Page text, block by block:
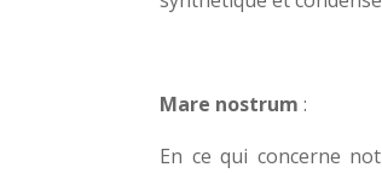
Mare nostrum :
En ce qui concerne